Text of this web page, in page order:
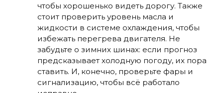
чтобы хорошенько видеть дорогу. Также
стоит проверить уровень масла и
жидкости в системе охлаждения, чтобы
избежать перегрева двигателя. Не
забудьте о зимних шинах: если прогноз
предсказывает холодную погоду, их пора
ставить. И, конечно, проверьте фары и
сигнализацию, чтобы всё работало